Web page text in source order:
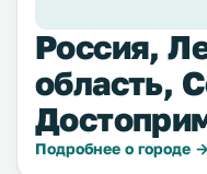
Россия,
область,
Подробнее о городе →